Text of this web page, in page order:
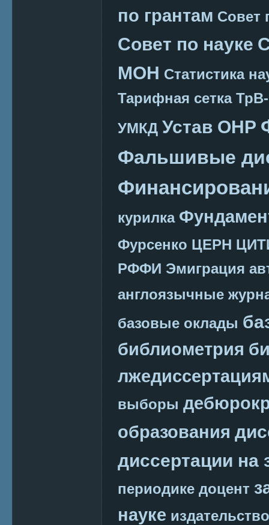
по грантам Совет
Совет по науке
МОН Статистика
Тарифная сетка
УМКД Устав ОНР
Фальшивые
курилка
Фурсенко ЦЕРН
РФФИ Эмиграция
англоязычные
базовые оклады
библиометрия
выборы
образования
диссертации на
периодике доцент
науке издательство